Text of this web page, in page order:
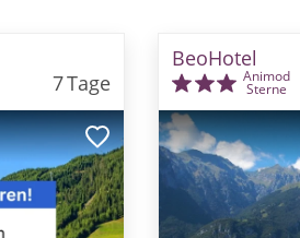
7Tage
BeoHotel
Animod
Sterne